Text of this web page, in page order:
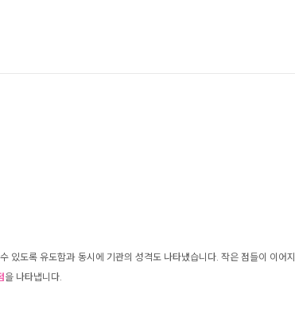
있도록 유도함과 동시에 기관의 성격도 나타냈습니다. 작은 점들이 이어
을 나타냅니다.